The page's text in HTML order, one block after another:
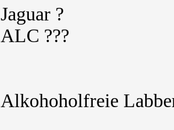
Jaguar ?
ALC ???
Alkohoholfreie